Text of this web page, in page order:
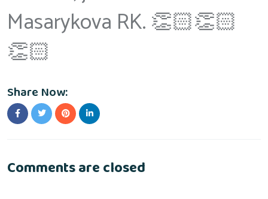
Masarykova RK. 👏🏻👏🏻
👏🏻
Share Now:
Comments are closed